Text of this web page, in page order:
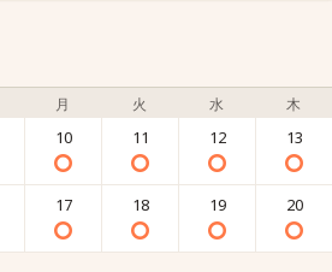
月 火 水 木
10 11 12 13
17 18 19 20